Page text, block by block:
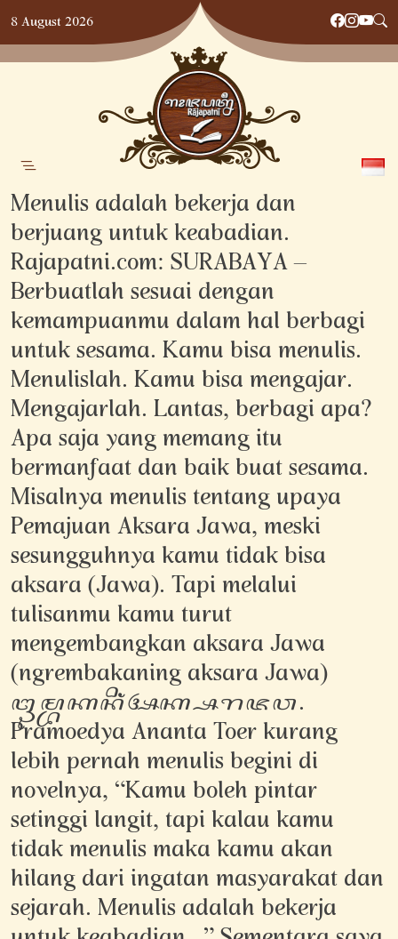
Skip
to
content
8 August 2026
Menulis adalah bekerja dan
berjuang untuk keabadian.
Rajapatni.com: SURABAYA –
Berbuatlah sesuai dengan
kemampuanmu dalam hal berbagi
untuk sesama. Kamu bisa menulis.
Menulislah. Kamu bisa mengajar.
Mengajarlah. Lantas, berbagi apa?
Apa saja yang memang itu
bermanfaat dan baik buat sesama.
Misalnya menulis tentang upaya
Pemajuan Aksara Jawa, meski
sesungguhnya kamu tidak bisa
aksara (Jawa). Tapi melalui
tulisanmu kamu turut
mengembangkan aksara Jawa
(ngrembakaning aksara Jawa)
ꦔꦿꦼꦩ꧀ꦧꦏꦤꦶꦁꦄꦏ꧀ꦱꦫꦗꦮ.
Pramoedya Ananta Toer kurang
lebih pernah menulis begini di
novelnya, “Kamu boleh pintar
setinggi langit, tapi kalau kamu
tidak menulis maka kamu akan
hilang dari ingatan masyarakat dan
sejarah. Menulis adalah bekerja